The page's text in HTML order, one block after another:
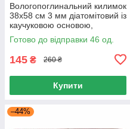
Вологопоглинальний килимок
38x58 см 3 мм діатомітовий із
каучуковою основою,
Килимок для ванної Різні
кольори 38x58 см
Готово до відправки 46 од.
145 ₴ 260 ₴
Купити
–44%